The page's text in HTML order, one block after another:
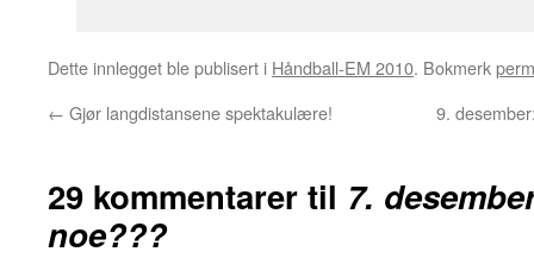
Dette innlegget ble publisert i Håndball-EM 2010. Bokmerk
← Gjør langdistansene spektakulære! 9.
29 kommentarer til 7.
noe???